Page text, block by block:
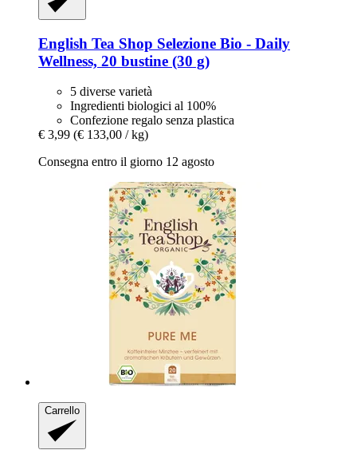
English Tea Shop Selezione Bio -​ Daily
Wellness, 20 bustine (30 g)
5 diverse varietà
Ingredienti biologici al 100%
Confezione regalo senza plastica
€ 3,99 (€ 133,00 / kg)
Consegna entro il giorno 12 agosto
Carrello